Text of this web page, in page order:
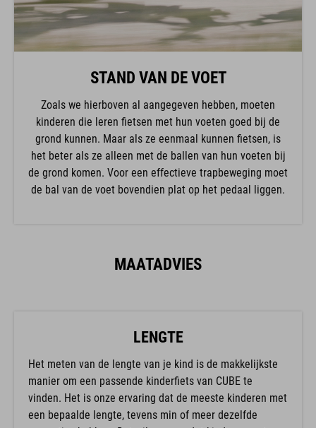
STAND VAN DE VOET
Zoals we hierboven al aangegeven hebben, moeten
kinderen die leren fietsen met hun voeten goed bij de
grond kunnen. Maar als ze eenmaal kunnen fietsen, is
het beter als ze alleen met de ballen van hun voeten bij
de grond komen. Voor een effectieve trapbeweging moet
de bal van de voet bovendien plat op het pedaal liggen.
MAATADVIES
LENGTE
Het meten van de lengte van je kind is de makkelijkste
manier om een passende kinderfiets van CUBE te
vinden. Het is onze ervaring dat de meeste kinderen met
een bepaalde lengte, tevens min of meer dezelfde